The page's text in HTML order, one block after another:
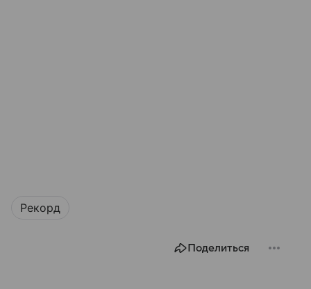
Рекорд
Поделиться